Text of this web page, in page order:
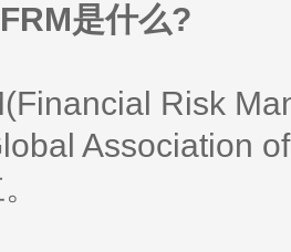
是什么?
Risk
Association